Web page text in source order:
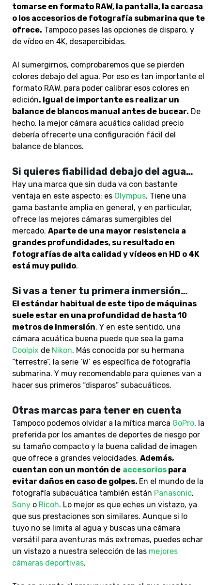
tomarse en formato RAW, la pantalla, la carcasa
o los accesorios de fotografía submarina que te
ofrece. Tampoco pases las opciones de disparo, y
de vídeo en 4K, desapercibidas.
Al sumergirnos, comprobaremos que se pierden
colores debajo del agua. Por eso es tan importante el
formato RAW, para poder calibrar esos colores en
edición. Igual de importante es realizar un
balance de blancos manual antes de bucear. De
hecho, la mejor cámara acuática calidad precio
debería ofrecerte una configuración fácil del
balance de blancos.
Si quieres fiabilidad debajo del agua…
Hay una marca que sin duda va con bastante
ventaja en este aspecto: es Olympus. Tiene una
gama bastante amplia en general, y en particular,
ofrece las mejores cámaras sumergibles del
mercado. Aparte de una mayor resistencia a
grandes profundidades, su resultado en
fotografías de alta calidad y vídeos en HD o 4K
está muy pulido.
Si vas a tener tu primera inmersión…
El estándar habitual de este tipo de máquinas
suele estar en una profundidad de hasta 10
metros de inmersión. Y en este sentido, una
cámara acuática buena puede que sea la gama
Coolpix de Nikon. Más conocida por su hermana
“terrestre”, la serie ‘W’ es específica de fotografía
submarina. Y muy recomendable para quienes van a
hacer sus primeros “disparos” subacuáticos.
Otras marcas para tener en cuenta
Tampoco podemos olvidar a la mítica marca GoPro, la
preferida por los amantes de deportes de riesgo por
su tamaño compacto y la buena calidad de imagen
que ofrece a grandes velocidades. Además,
cuentan con un montón de accesorios para
evitar daños en caso de golpes. En el mundo de la
fotografía subacuática también están Panasonic,
Sony o Ricoh. Lo mejor es que eches un vistazo, ya
que sus prestaciones son similares. Aunque si lo
tuyo no se limita al agua y buscas una cámara
versátil para aventuras más extremas, puedes echar
un vistazo a nuestra selección de las mejores
cámaras deportivas.